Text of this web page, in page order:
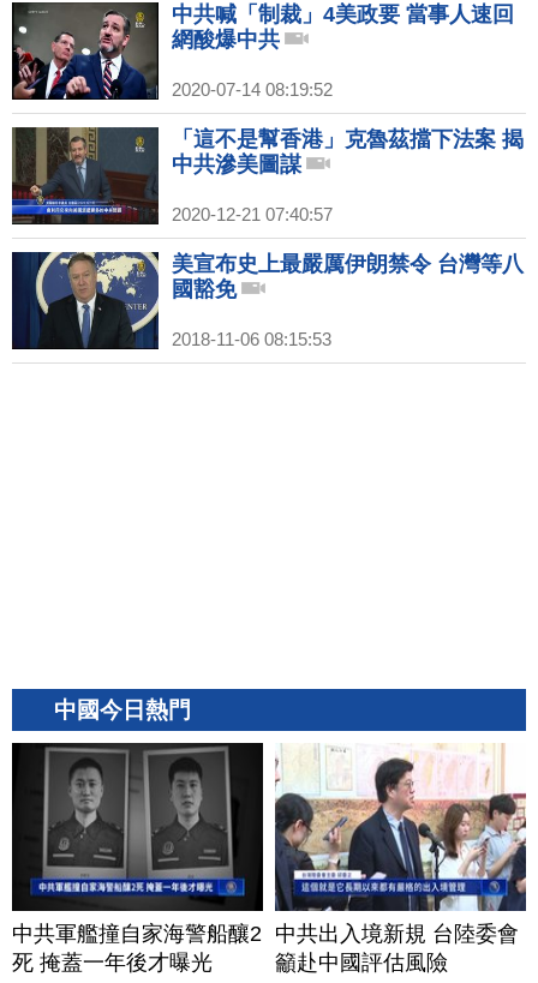
中共喊「制裁」4美政要 當事人速回
網酸爆中共
2020-07-14 08:19:52
「這不是幫香港」克魯茲擋下法案 揭
中共滲美圖謀
2020-12-21 07:40:57
美宣布史上最嚴厲伊朗禁令 台灣等八
國豁免
2018-11-06 08:15:53
中國今日熱門
中共軍艦撞自家海警船釀2
死 掩蓋一年後才曝光
中共出入境新規 台陸委會
籲赴中國評估風險